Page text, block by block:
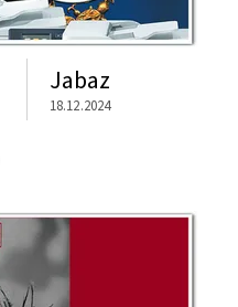
Jabaz
18.12.2024